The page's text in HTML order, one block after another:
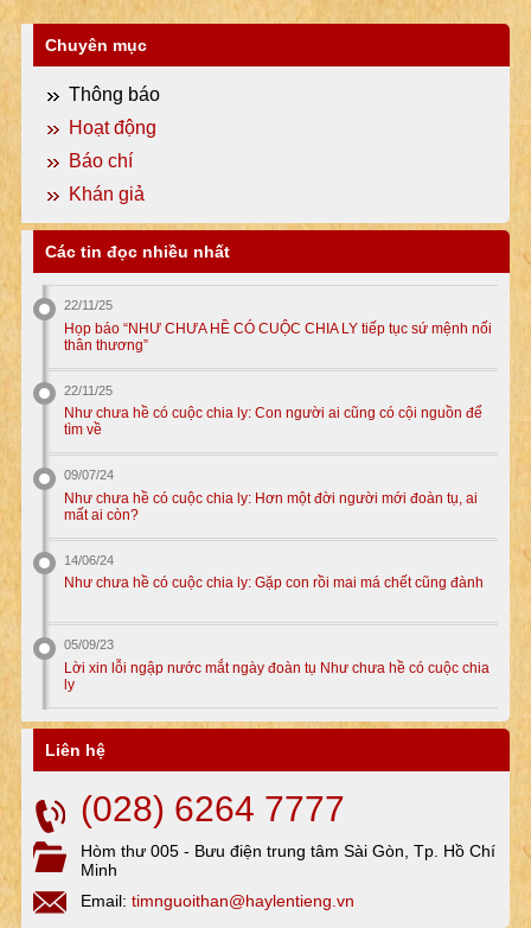
Chuyên mục
Thông báo
Hoạt động
Báo chí
Khán giả
Các tin đọc nhiều nhất
22/11/25
Họp báo “NHƯ CHƯA HỀ CÓ CUỘC CHIA LY tiếp tục sứ mệnh nối
thân thương”
22/11/25
Như chưa hề có cuộc chia ly: Con người ai cũng có cội nguồn để
tìm về
09/07/24
Như chưa hề có cuộc chia ly: Hơn một đời người mới đoàn tụ, ai
mất ai còn?
14/06/24
Như chưa hề có cuộc chia ly: Gặp con rồi mai má chết cũng đành
05/09/23
Lời xin lỗi ngập nước mắt ngày đoàn tụ Như chưa hề có cuộc chia
ly
Liên hệ
(028) 6264 7777
Hòm thư 005 - Bưu điện trung tâm Sài Gòn, Tp. Hồ Chí
Minh
Email: timnguoithan@haylentieng.vn